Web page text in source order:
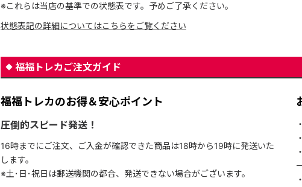
※これらは当店の基準での状態表です。予めご了承ください。
状態表記の詳細についてはこちらをご覧ください
福福トレカご注文ガイド
福福トレカのお得＆安心ポイント
圧倒的スピード発送！
16時までにご注文、ご入金が確認できた商品は18時から19時に発送いた
します。
※土･日･祝日は郵送機関の都合、発送できない場合がございます。